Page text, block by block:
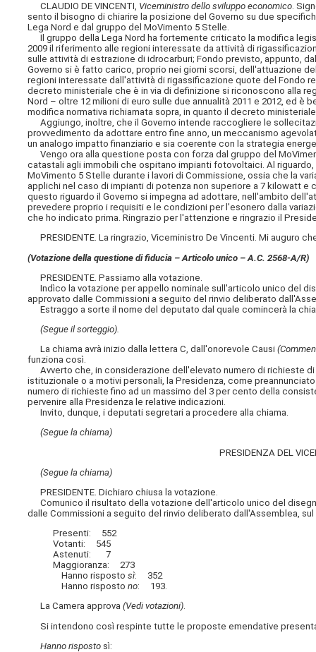
CLAUDIO DE VINCENTI, Viceministro dello sviluppo economico.
sento il bisogno di chiarire la posizione del Governo su due
Lega Nord e dal gruppo del MoVimento 5 Stelle.
Il gruppo della Lega Nord ha fortemente criticato la modifica
2009 il riferimento alle regioni interessate da attività di
sulle attività di estrazione di idrocarburi; Fondo previsto, appunto,
Governo si è fatto carico, proprio nei giorni scorsi, dell'attuazione
regioni interessate dall'attività di rigassificazione quote del Fondo
decreto ministeriale che è in via di definizione si riconoscono alla
Nord – oltre 12 milioni di euro sulle due annualità 2011 e 2012, ed
modifica normativa richiamata sopra, in quanto il decreto
Aggiungo, inoltre, che il Governo intende raccogliere le
provvedimento da adottare entro fine anno, un meccanismo
un analogo impatto finanziario e sia coerente con la strategia
Vengo ora alla questione posta con forza dal gruppo del
catastali agli immobili che ospitano impianti fotovoltaici. Al
MoVimento 5 Stelle durante i lavori di Commissione, ossia che la
applichi nel caso di impianti di potenza non superiore a 7 kilowatt
questo riguardo il Governo si impegna ad adottare, nell'ambito
prevedere proprio i requisiti e le condizioni per l'esonero dalla
che ho indicato prima. Ringrazio per l'attenzione e ringrazio il
PRESIDENTE. La ringrazio, Viceministro De Vincenti. Mi auguro
(Votazione della questione di fiducia – Articolo unico – A.C. 2568-A/R)
PRESIDENTE. Passiamo alla votazione.
Indìco la votazione per appello nominale sull'articolo unico del
approvato dalle Commissioni a seguito del rinvio deliberato
Estraggo a sorte il nome del deputato dal quale comincerà la
(Segue il sorteggio).
La chiama avrà inizio dalla lettera C, dall'onorevole Causi
funziona così.
Avverto che, in considerazione dell'elevato numero di richieste
istituzionale o a motivi personali, la Presidenza, come
numero di richieste fino ad un massimo del 3 per cento della
pervenire alla Presidenza le relative indicazioni.
Invito, dunque, i deputati segretari a procedere alla chiama.
(Segue la chiama)
PRESIDENZA DEL
(Segue la chiama)
PRESIDENTE. Dichiaro chiusa la votazione.
Comunico il risultato della votazione dell'articolo unico del
dalle Commissioni a seguito del rinvio deliberato dall'Assemblea,
Presenti: 552
Votanti: 545
Astenuti: 7
Maggioranza: 273
Hanno rispostosì: 352
Hanno rispostono: 193.
La Camera approva(Vedi votazioni).
Si intendono così respinte tutte le proposte emendative
Hanno risposto sì: